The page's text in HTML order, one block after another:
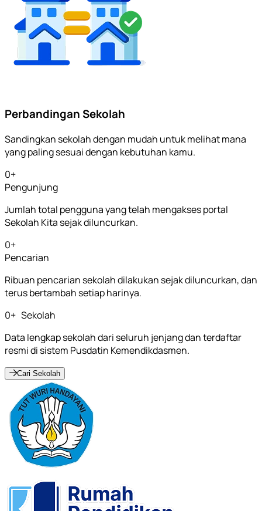
Perbandingan Sekolah
Sandingkan sekolah dengan mudah untuk melihat mana
yang paling sesuai dengan kebutuhan kamu.
0+
Pengunjung
Jumlah total pengguna yang telah mengakses portal
Sekolah Kita sejak diluncurkan.
0+
Pencarian
Ribuan pencarian sekolah dilakukan sejak diluncurkan, dan
terus bertambah setiap harinya.
0+ Sekolah
Data lengkap sekolah dari seluruh jenjang dan terdaftar
resmi di sistem Pusdatin Kemendikdasmen.
Cari Sekolah